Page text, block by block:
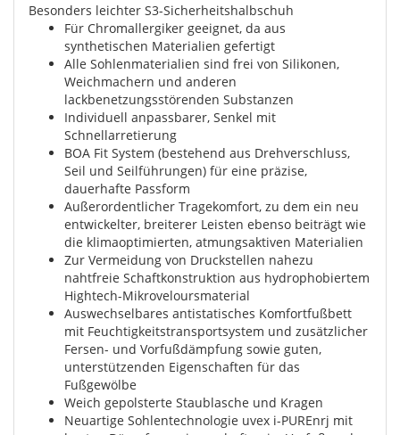
Besonders leichter S3-Sicherheitshalbschuh
Für Chromallergiker geeignet, da aus
synthetischen Materialien gefertigt
Alle Sohlenmaterialien sind frei von Silikonen,
Weichmachern und anderen
lackbenetzungsstörenden Substanzen
Individuell anpassbarer, Senkel mit
Schnellarretierung
BOA Fit System (bestehend aus Drehverschluss,
Seil und Seilführungen) für eine präzise,
dauerhafte Passform
Außerordentlicher Tragekomfort, zu dem ein neu
entwickelter, breiterer Leisten ebenso beiträgt wie
die klimaoptimierten, atmungsaktiven Materialien
Zur Vermeidung von Druckstellen nahezu
nahtfreie Schaftkonstruktion aus hydrophobiertem
Hightech-Mikroveloursmaterial
Auswechselbares antistatisches Komfortfußbett
mit Feuchtigkeitstransportsystem und zusätzlicher
Fersen- und Vorfußdämpfung sowie guten,
unterstützenden Eigenschaften für das
Fußgewölbe
Weich gepolsterte Staublasche und Kragen
Neuartige Sohlentechnologie uvex i-PUREnrj mit